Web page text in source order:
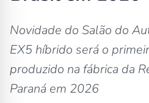
Novidade do Salão do
EX5 híbrido será o
produzido na fábrica da
Paraná em 2026